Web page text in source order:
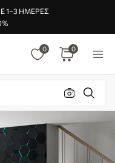
1–3 ΗΜΈΡΕΣ
0 0